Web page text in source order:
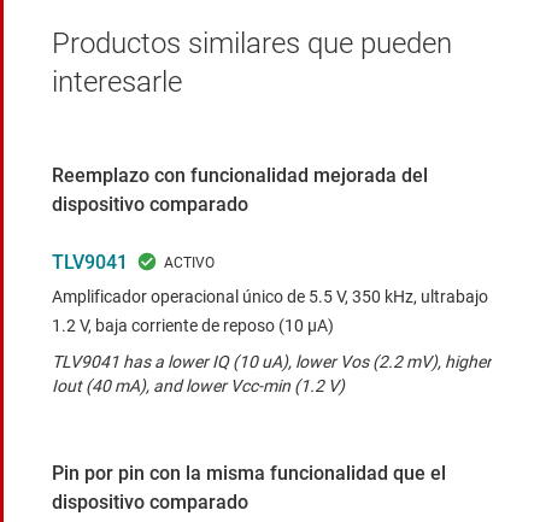
Productos similares que pueden
interesarle
Reemplazo con funcionalidad mejorada del
dispositivo comparado
TLV9041
Amplificador operacional único de 5.5 V, 350 kHz, ultrabajo
1.2 V, baja corriente de reposo (10 μA)
TLV9041 has a lower IQ (10 uA), lower Vos (2.2 mV), higher
Iout (40 mA), and lower Vcc-min (1.2 V)
Pin por pin con la misma funcionalidad que el
dispositivo comparado